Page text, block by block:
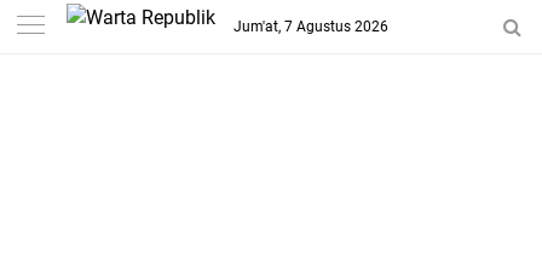
-->
Jum'at, 7 Agustus 2026